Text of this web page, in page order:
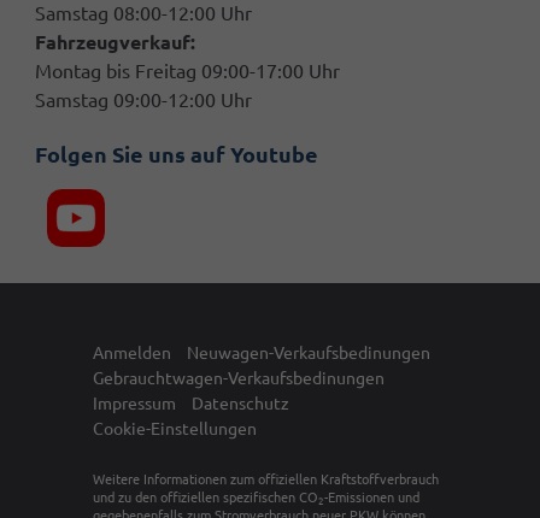
Samstag 08:00-12:00 Uhr
Fahrzeugverkauf:
Montag bis Freitag 09:00-17:00 Uhr
Samstag 09:00-12:00 Uhr
Folgen Sie uns auf Youtube
Anmelden
Neuwagen-Verkaufsbedinungen
Gebrauchtwagen-Verkaufsbedinungen
Impressum
Datenschutz
Cookie-Einstellungen
Weitere Informationen zum offiziellen Kraftstoffverbrauch
und zu den offiziellen spezifischen CO 2-Emissionen und